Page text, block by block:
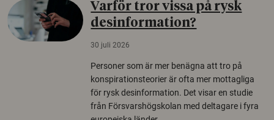
Varför tror vissa på rysk
desinformation?
30 juli 2026
Personer som är mer benägna att tro på
konspirationsteorier är ofta mer mottagliga
för rysk desinformation. Det visar en studie
från Försvarshögskolan med deltagare i fyra